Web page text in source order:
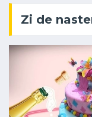
Zi de